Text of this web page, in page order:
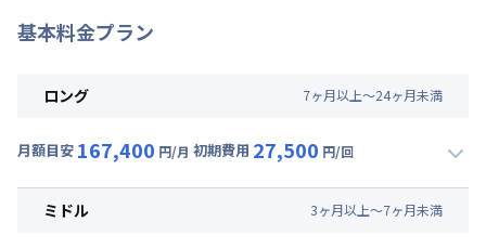
基本料金プラン
ロング 7ヶ月以上～24ヶ月未満
月額目安 167,400 円/月 初期費用 27,500 円/回
月額賃料目安(30日利用)
ミドル 3ヶ月以上～7ヶ月未満